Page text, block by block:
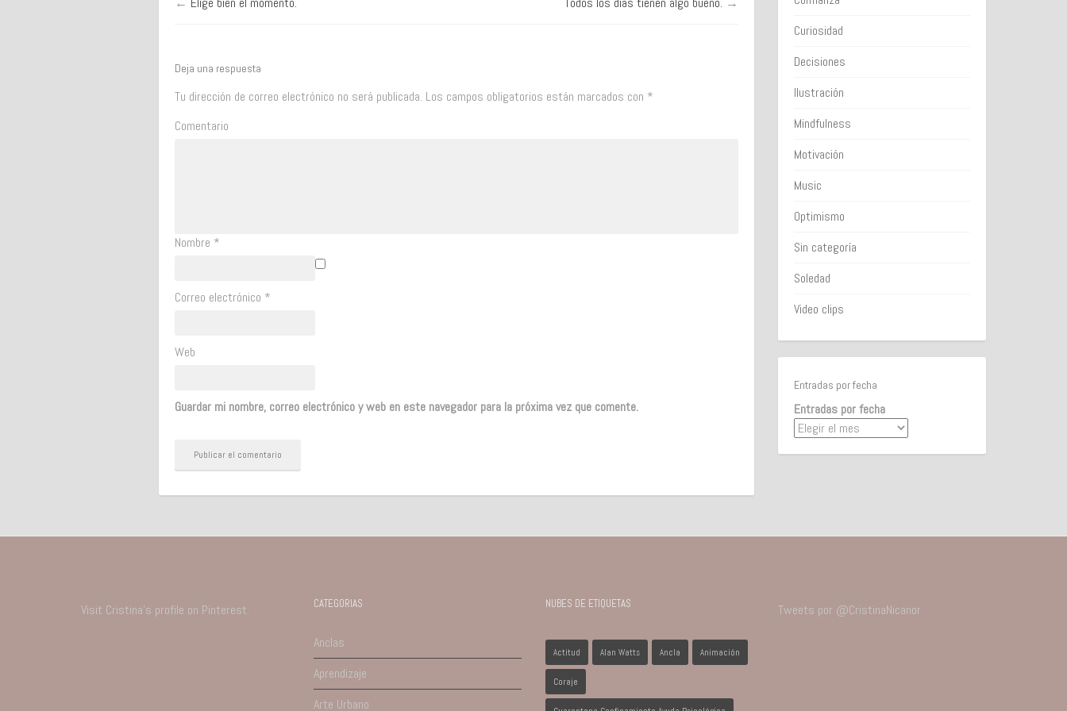
Deja una respuesta
Tu dirección de correo electrónico no será publicada. Los campos obligatorios están marcados con *
Comentario
Nombre *
Correo electrónico *
Web
Guardar mi nombre, correo electrónico y web en este navegador para la próxima vez que comente.
Curiosidad
Decisiones
Ilustración
Mindfulness
Motivación
Music
Optimismo
Sin categoría
Soledad
Video clips
Entradas por fecha
Entradas por fecha
Visit Cristina's profile on Pinterest. CATEGORIAS
Anclas
Aprendizaje
Arte Urbano
NUBES DE ETIQUETAS
Actitud Alan Watts Ancla Animación
Coraje
Tweets por @CristinaNicanor